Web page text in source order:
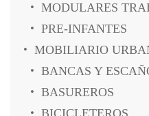
MODULARES
PRE-INFANTES
MOBILIARIO
BANCAS Y
BASUREROS
BICICLETEROS